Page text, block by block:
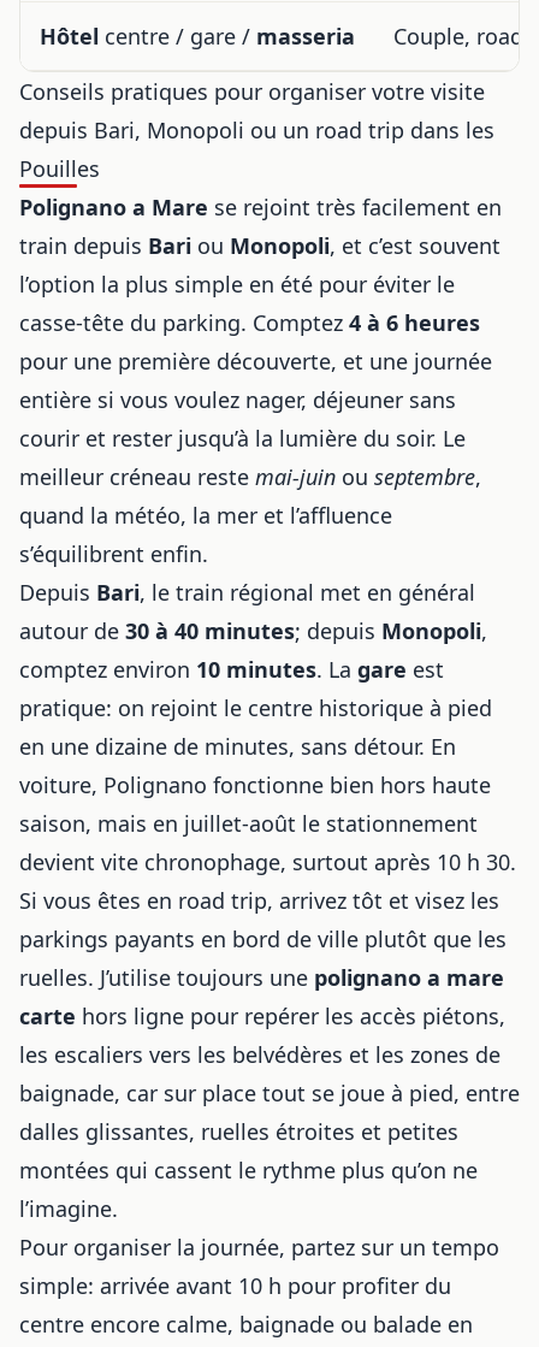
Hôtel centre / gare / masseria
Couple, road
Conseils pratiques pour organiser votre visite
depuis Bari, Monopoli ou un road trip dans les
Pouilles
Polignano a Mare se rejoint très facilement en
train depuis Bari ou Monopoli, et c’est souvent
l’option la plus simple en été pour éviter le
casse-tête du parking. Comptez 4 à 6 heures
pour une première découverte, et une journée
entière si vous voulez nager, déjeuner sans
courir et rester jusqu’à la lumière du soir. Le
meilleur créneau reste mai-juin ou septembre,
quand la météo, la mer et l’affluence
s’équilibrent enfin.
Depuis Bari, le train régional met en général
autour de 30 à 40 minutes; depuis Monopoli,
comptez environ 10 minutes. La gare est
pratique: on rejoint le centre historique à pied
en une dizaine de minutes, sans détour. En
voiture, Polignano fonctionne bien hors haute
saison, mais en juillet-août le stationnement
devient vite chronophage, surtout après 10 h 30.
Si vous êtes en road trip, arrivez tôt et visez les
parkings payants en bord de ville plutôt que les
ruelles. J’utilise toujours une polignano a mare
carte hors ligne pour repérer les accès piétons,
les escaliers vers les belvédères et les zones de
baignade, car sur place tout se joue à pied, entre
dalles glissantes, ruelles étroites et petites
montées qui cassent le rythme plus qu’on ne
l’imagine.
Pour organiser la journée, partez sur un tempo
simple: arrivée avant 10 h pour profiter du
centre encore calme, baignade ou balade en